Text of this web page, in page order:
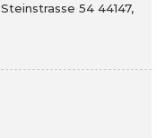
54 44147,